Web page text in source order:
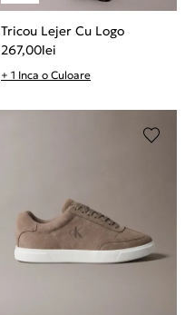
Tricou Lejer Cu Logo
267,00lei
+ 1 Inca o Culoare